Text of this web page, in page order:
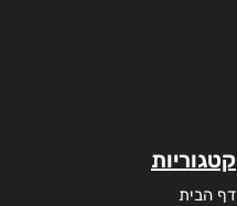
קטגוריות
דף הבית